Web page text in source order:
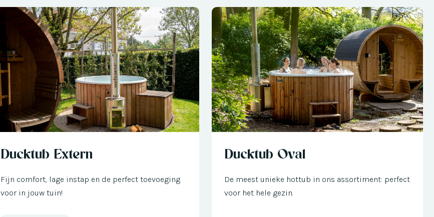
Ducktub Extern
Fijn comfort, lage instap en de perfect toevoeging
voor in jouw tuin!
Ducktub Oval
De meest unieke hottub in ons assortiment: perfect
voor het hele gezin.